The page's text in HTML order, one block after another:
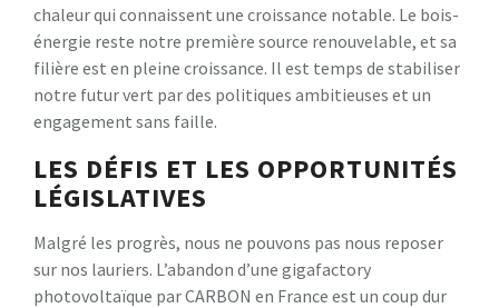
chaleur qui connaissent une croissance notable. Le bois-
énergie reste notre première source renouvelable, et sa
filière est en pleine croissance. Il est temps de stabiliser
notre futur vert par des politiques ambitieuses et un
engagement sans faille.
LES DÉFIS ET LES OPPORTUNITÉS
LÉGISLATIVES
Malgré les progrès, nous ne pouvons pas nous reposer
sur nos lauriers. L’abandon d’une gigafactory
photovoltaïque par CARBON en France est un coup dur